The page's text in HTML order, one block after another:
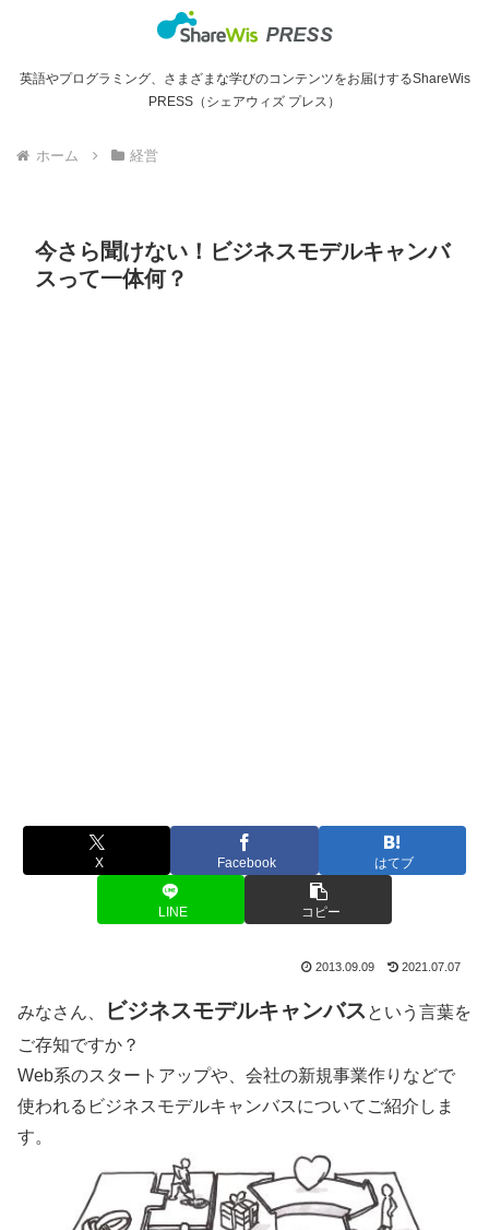
英語やプログラミング、さまざまな学びのコンテンツをお届けするShareWis
PRESS（シェアウィズ プレス）
ホーム 経営
今さら聞けない！ビジネスモデルキャンバ
スって一体何？
X Facebook はてブ
LINE コピー
2013.09.09 2021.07.07
みなさん、 ビジネスモデルキャンバス という言葉を
ご存知ですか？
Web系のスタートアップや、会社の新規事業作りなどで
使われるビジネスモデルキャンバスについてご紹介しま
す。